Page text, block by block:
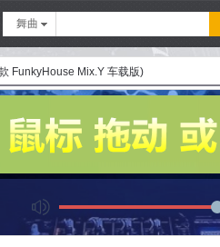
舞曲
FunkyHouse Mix.Y 车载版)